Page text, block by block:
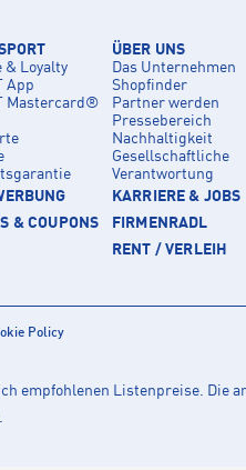
& Loyalty
App
Mastercard®
& COUPONS
ÜBER UNS
Das Unternehmen
Shopfinder
Partner werden
Pressebereich
Nachhaltigkeit
Gesellschaftliche
Verantwortung
KARRIERE & JOBS
FIRMENRADL
RENT / VERLEIH
Policy
empfohlenen Listenpreise. Die